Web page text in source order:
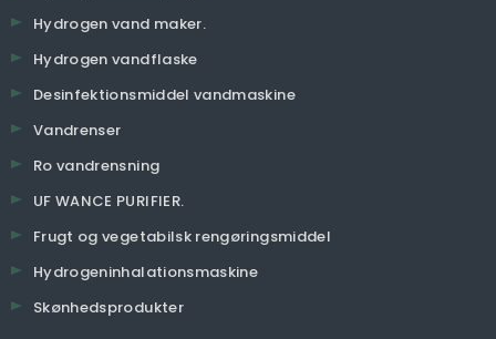
Hydrogen vand maker.
Hydrogen vandflaske
Desinfektionsmiddel vandmaskine
Vandrenser
Ro vandrensning
UF WANCE PURIFIER.
Frugt og vegetabilsk rengøringsmiddel
Hydrogeninhalationsmaskine
Skønhedsprodukter